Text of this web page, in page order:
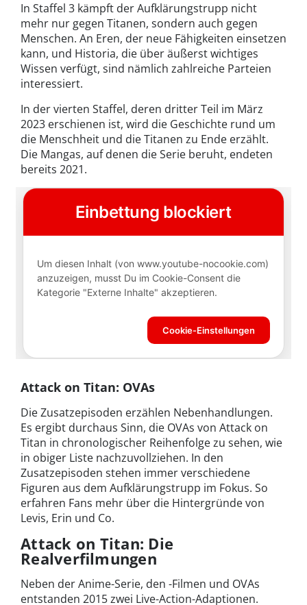
In Staffel 3 kämpft der Aufklärungstrupp nicht
mehr nur gegen Titanen, sondern auch gegen
Menschen. An Eren, der neue Fähigkeiten einsetzen
kann, und Historia, die über äußerst wichtiges
Wissen verfügt, sind nämlich zahlreiche Parteien
interessiert.
In der vierten Staffel, deren dritter Teil im März
2023 erschienen ist, wird die Geschichte rund um
die Menschheit und die Titanen zu Ende erzählt.
Die Mangas, auf denen die Serie beruht, endeten
bereits 2021.
Attack on Titan: OVAs
Die Zusatzepisoden erzählen Nebenhandlungen.
Es ergibt durchaus Sinn, die OVAs von Attack on
Titan in chronologischer Reihenfolge zu sehen, wie
in obiger Liste nachzuvollziehen. In den
Zusatzepisoden stehen immer verschiedene
Figuren aus dem Aufklärungstrupp im Fokus. So
erfahren Fans mehr über die Hintergründe von
Levis, Erin und Co.
Attack on Titan: Die
Realverfilmungen
Neben der Anime-Serie, den -Filmen und OVAs
entstanden 2015 zwei Live-Action-Adaptionen.